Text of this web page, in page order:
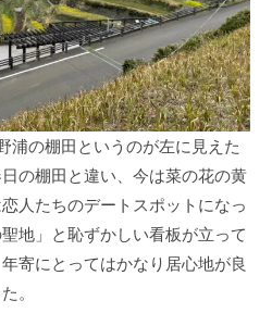
浦の棚田というのが左に見えた
の棚田と違い、今は菜の花の黄
人たちのデートスポットになっ
地」と恥ずかしい看板が立って
寄にとってはかなり居心地が良
。